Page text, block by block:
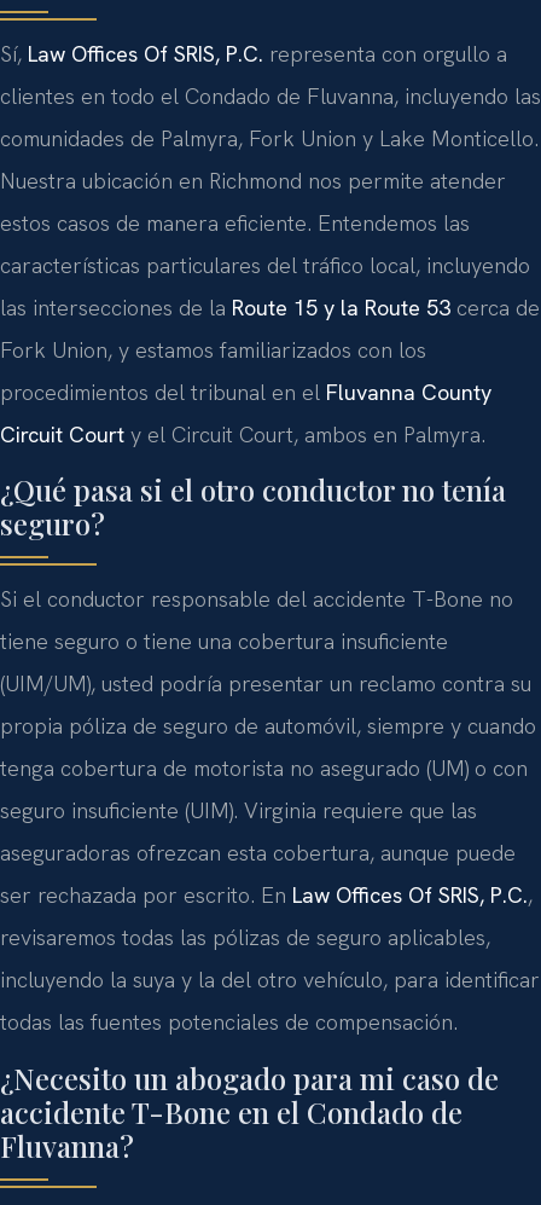
Sí, Law Offices Of SRIS, P.C. representa con orgullo a
clientes en todo el Condado de Fluvanna, incluyendo las
comunidades de Palmyra, Fork Union y Lake Monticello.
Nuestra ubicación en Richmond nos permite atender
estos casos de manera eficiente. Entendemos las
características particulares del tráfico local, incluyendo
las intersecciones de la Route 15 y la Route 53 cerca de
Fork Union, y estamos familiarizados con los
procedimientos del tribunal en el Fluvanna County
Circuit Court y el Circuit Court, ambos en Palmyra.
¿Qué pasa si el otro conductor no tenía
seguro?
Si el conductor responsable del accidente T-Bone no
tiene seguro o tiene una cobertura insuficiente
(UIM/UM), usted podría presentar un reclamo contra su
propia póliza de seguro de automóvil, siempre y cuando
tenga cobertura de motorista no asegurado (UM) o con
seguro insuficiente (UIM). Virginia requiere que las
aseguradoras ofrezcan esta cobertura, aunque puede
ser rechazada por escrito. En Law Offices Of SRIS, P.C.,
revisaremos todas las pólizas de seguro aplicables,
incluyendo la suya y la del otro vehículo, para identificar
todas las fuentes potenciales de compensación.
¿Necesito un abogado para mi caso de
accidente T-Bone en el Condado de
Fluvanna?